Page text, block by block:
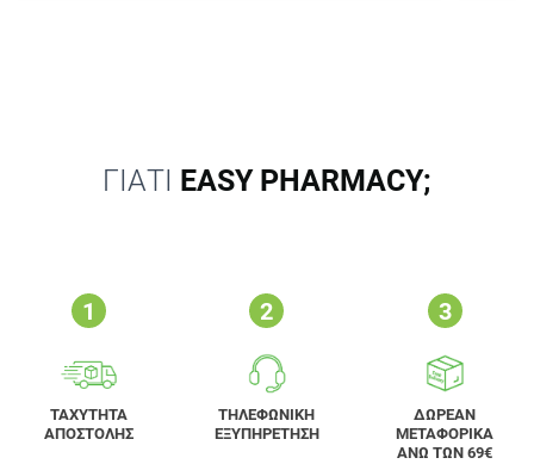
ΓΙΑΤΙ EASY PHARMACY;
ΤΑΧΥΤΗΤΑ
ΑΠΟΣΤΟΛΗΣ
ΤΗΛΕΦΩΝΙΚΗ
ΕΞΥΠΗΡΕΤΗΣΗ
ΔΩΡΕΑΝ
ΜΕΤΑΦΟΡΙΚΑ
ΑΝΩ ΤΩΝ 69€